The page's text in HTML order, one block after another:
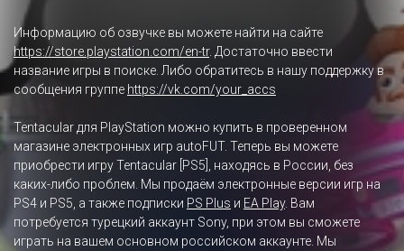
Информацию об озвучке вы можете найти на сайте
https://store.playstation.com/en-tr. Достаточно ввести
название игры в поиске. Либо обратитесь в нашу поддержку в
сообщения группе https://vk.com/your_accs
Tentacular для PlayStation можно купить в проверенном
магазине электронных игр autoFUT. Теперь вы можете
приобрести игру Tentacular [PS5], находясь в России, без
каких-либо проблем. Мы продаём электронные версии игр на
PS4 и PS5, а также подписки PS Plus и EA Play. Вам
потребуется турецкий аккаунт Sony, при этом вы сможете
играть на вашем основном российском аккаунте. Мы